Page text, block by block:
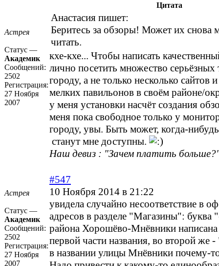
Астрея
Статус —
Академик
Сообщений:
2502
Регистрация:
27 Ноября
2007
Цитата
Анастасия пишет:
Беритесь за обзоры! Может их снова
читать.
кхе-кхе... Чтобы написать
лично посетить множество серьёзных
городу, а не только несколько сайтов
мелких павильонов в своём районе/
у меня установки насчёт создания
меня пока свободное только у
городу, увы. Быть может, когда-
станут мне доступны.
Наш девиз : "Зачем платить
Астрея
Статус —
Академик
Сообщений:
2502
Регистрация:
27 Ноября
2007
#547
10 Ноября 2014 в 21:22
увидела случайно несоответствие в
адресов в разделе "Магазины": буква
района Хорошёво-Мнёвники написана
первой части названия, во второй же
в названии улицы Мнёвники почему-